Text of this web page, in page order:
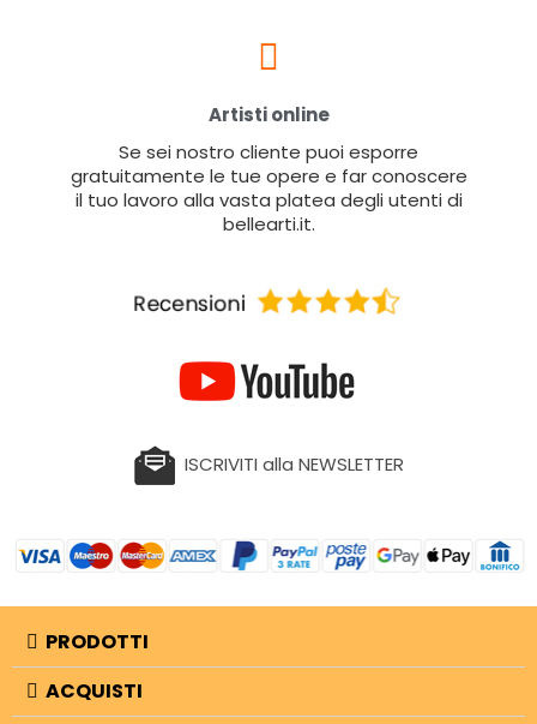
Artisti online
Se sei nostro cliente puoi esporre
gratuitamente le tue opere e far conoscere
il tuo lavoro alla vasta platea degli utenti di
bellearti.it.
ISCRIVITI alla NEWSLETTER
PRODOTTI
ACQUISTI